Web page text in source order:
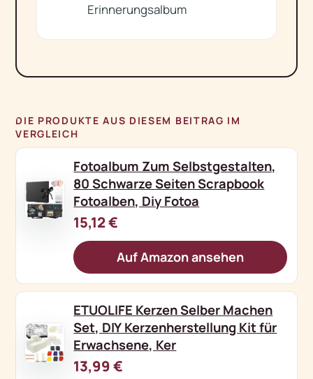
Erinnerungsalbum
DIE PRODUKTE AUS DIESEM BEITRAG IM
VERGLEICH
Fotoalbum Zum Selbstgestalten,
80 Schwarze Seiten Scrapbook
Fotoalben, Diy Fotoa
15,12 €
Auf Amazon ansehen
ETUOLIFE Kerzen Selber Machen
Set, DIY Kerzenherstellung Kit für
Erwachsene, Ker
13,99 €